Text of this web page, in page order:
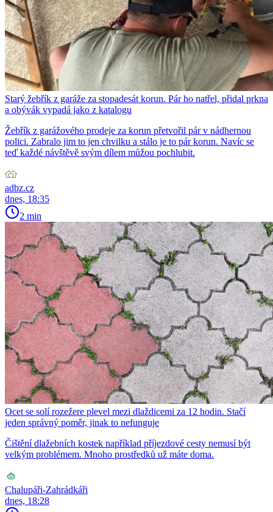
Starý žebřík z garáže za stopadesát korun. Pár ho natřel, přidal prkna
a obývák vypadá jako z katalogu
Žebřík z garážového prodeje za korun přetvořil pár v nádhernou
polici. Zabralo jim to jen chvilku a stálo je to pár korun. Navíc se
teď každé návštěvě svým dílem můžou pochlubit.
adbz.cz
dnes, 18:35
2 min
Ocet se solí rozežere plevel mezi dlaždicemi za 12 hodin. Stačí
jeden správný poměr, jinak to nefunguje
Čištění dlažebních kostek například příjezdové cesty nemusí být
velkým problémem. Mnoho prostředků už máte doma.
Chalupáři-Zahrádkáři
dnes, 18:28